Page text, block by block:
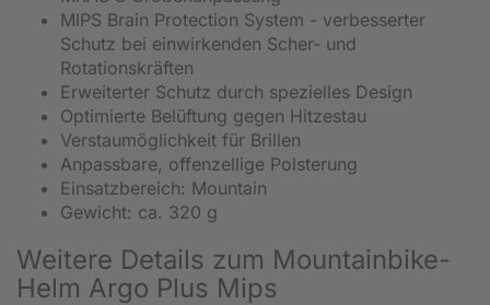
MIPS Brain Protection System - verbesserter
Schutz bei einwirkenden Scher- und
Rotationskräften
Erweiterter Schutz durch spezielles Design
Optimierte Belüftung gegen Hitzestau
Verstaumöglichkeit für Brillen
Anpassbare, offenzellige Polsterung
Einsatzbereich: Mountain
Gewicht: ca. 320 g
Weitere Details zum Mountainbike-
Helm Argo Plus Mips